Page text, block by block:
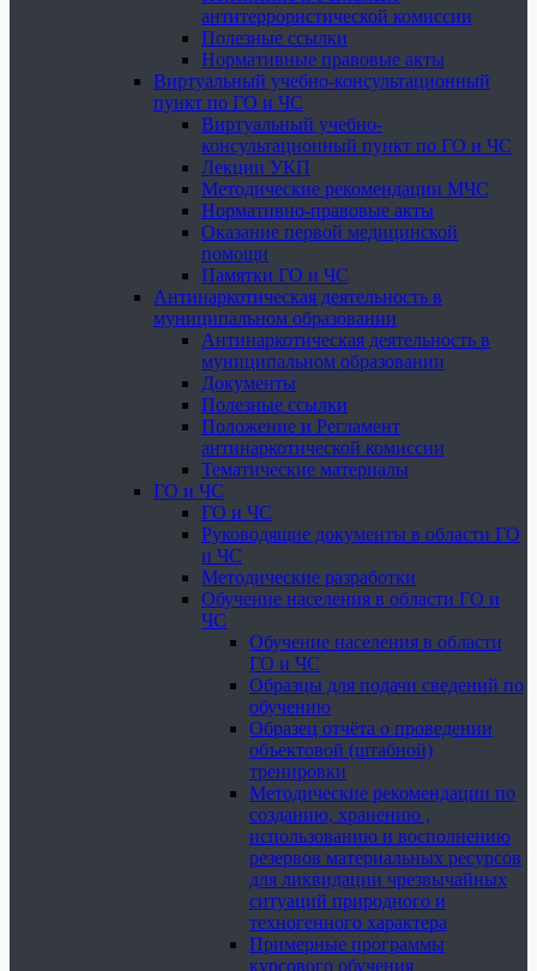
антитеррористической комиссии
Полезные ссылки
Нормативные правовые акты
Виртуальный учебно-консультационный
пункт по ГО и ЧС
Виртуальный учебно-
консультационный пункт по ГО и ЧС
Лекции УКП
Методические рекомендации МЧС
Нормативно-правовые акты
Оказание первой медицинской
помощи
Памятки ГО и ЧС
Антинаркотическая деятельность в
муниципальном образовании
Антинаркотическая деятельность в
муниципальном образовании
Документы
Полезные ссылки
Положение и Регламент
антинаркотической комиссии
Тематические материалы
ГО и ЧС
ГО и ЧС
Руководящие документы в области ГО
и ЧС
Методические разработки
Обучение населения в области ГО и
ЧС
Обучение населения в области
ГО и ЧС
Образцы для подачи сведений по
обучению
Образец отчёта о проведении
объектовой (штабной)
тренировки
Методические рекомендации по
созданию, хранению ,
использованию и восполнению
резервов материальных ресурсов
для ликвидации чрезвычайных
ситуаций природного и
техногенного характера
Примерные программы
курсового обучения